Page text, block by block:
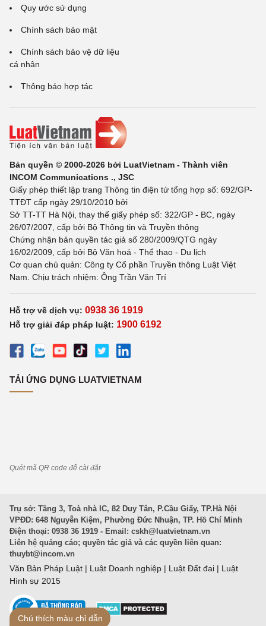
Quy ước sử dụng
Chính sách bảo mật
Chính sách bảo vệ dữ liệu
cá nhân
Thông báo hợp tác
Bản quyền © 2000-2026 bởi LuatVietnam - Thành viên
INCOM Communications ., JSC
Giấy phép thiết lập trang Thông tin điện tử tổng hợp số: 692/GP-
TTĐT cấp ngày 29/10/2010 bởi
Sở TT-TT Hà Nội, thay thế giấy phép số: 322/GP - BC, ngày
26/07/2007, cấp bởi Bộ Thông tin và Truyền thông
Chứng nhận bản quyền tác giả số 280/2009/QTG ngày
16/02/2009, cấp bởi Bộ Văn hoá - Thể thao - Du lịch
Cơ quan chủ quản: Công ty Cổ phần Truyền thông Luật Việt
Nam. Chịu trách nhiệm: Ông Trần Văn Trí
Hỗ trợ về dịch vụ: 0938 36 1919
Hỗ trợ giải đáp pháp luật: 1900 6192
TẢI ỨNG DỤNG LUATVIETNAM
Quét mã QR code để cài đặt
Trụ sở: Tầng 3, Toà nhà IC, 82 Duy Tân, P.Cầu Giấy, TP.Hà Nội
VPĐD: 648 Nguyễn Kiệm, Phường Đức Nhuận, TP. Hồ Chí Minh
Điện thoại: 0938 36 1919 - Email: cskh@luatvietnam.vn
Liên hệ quảng cáo; quyền tác giả và các quyền liên quan:
thuybt@incom.vn
Văn Bản Pháp Luật | Luật Doanh nghiệp | Luật Đất đai | Luật
Hình sự 2015
Chú thích màu chỉ dẫn